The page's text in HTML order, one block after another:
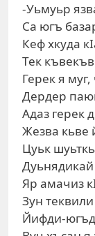
-Уьмуьр
Са югъ
Кеф хкуда
Тек
Герек я
Дердер
Адаз герек
Жезва кьве
Цуьк
Яр амачиз
Зун
Йифди-